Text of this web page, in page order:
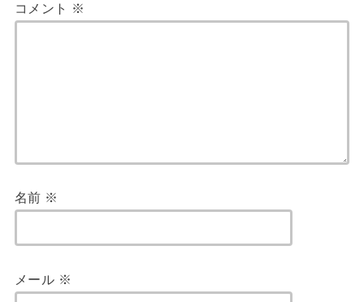
コメント ※
名前 ※
メール ※